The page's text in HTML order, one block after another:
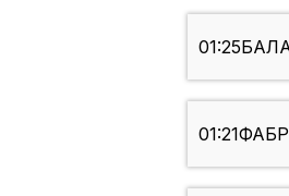
01:25
01:21